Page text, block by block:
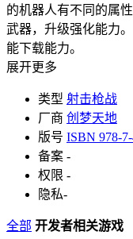
的机器人有不同的属
武器，升级强化能力
能下载能力。
展开更多
类型 射击枪战
厂商 创梦天地
版号 ISBN 978-
备案 -
权限 -
隐私-
全部 开发者相关游戏